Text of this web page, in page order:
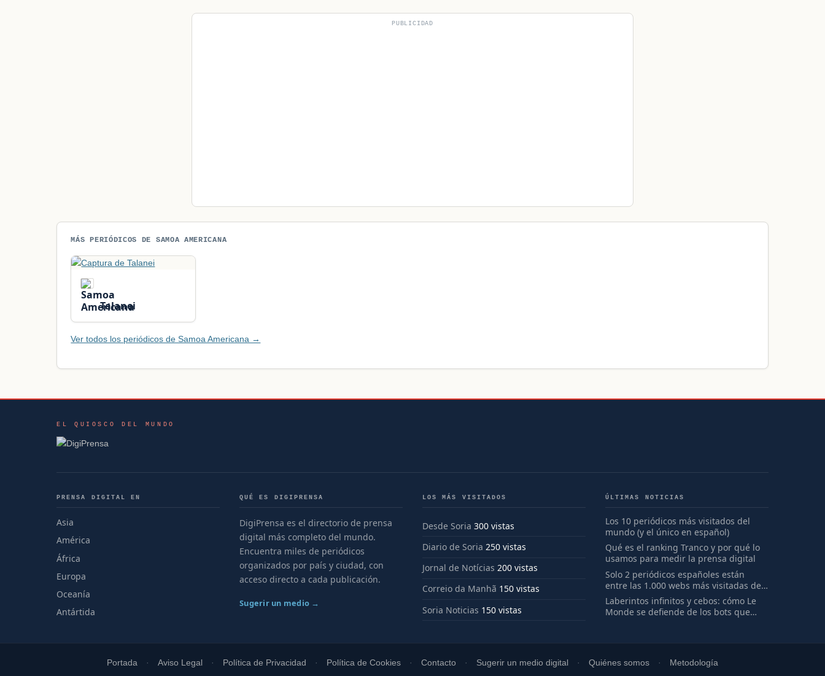
PUBLICIDAD
MÁS PERIÓDICOS DE SAMOA AMERICANA
Talanei
Ver todos los periódicos de Samoa Americana →
EL QUIOSCO DEL MUNDO
PRENSA DIGITAL EN
Asia
América
África
Europa
Oceanía
Antártida
QUÉ ES DIGIPRENSA
DigiPrensa es el directorio de prensa
digital más completo del mundo.
Encuentra miles de periódicos
organizados por país y ciudad, con
acceso directo a cada publicación.
Sugerir un medio →
LOS MÁS VISITADOS
Desde Soria 300 vistas
Diario de Soria 250 vistas
Jornal de Notícias 200 vistas
Correio da Manhã 150 vistas
Soria Noticias 150 vistas
ÚLTIMAS NOTICIAS
Los 10 periódicos más visitados del
mundo (y el único en español)
Qué es el ranking Tranco y por qué lo
usamos para medir la prensa digital
Solo 2 periódicos españoles están
entre las 1.000 webs más visitadas del
mundo
Laberintos infinitos y cebos: cómo Le
Monde se defiende de los bots que
Portada Aviso Legal Política de Privacidad Política de Cookies Contacto Sugerir un medio digital Quiénes somos Metodología